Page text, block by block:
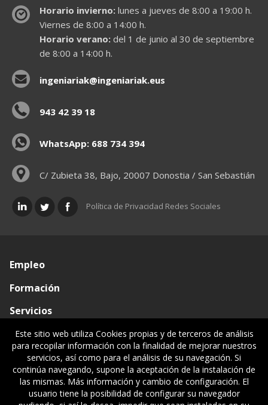
Horario invierno:lunes a jueves de 8:00 a 19:00 h.
Viernes de 8:00 a 14:00 h.
Horario verano:del 1 de junio al 30 de septiembre
de 8:00 a 14:00 h.
ingeniariak@ingeniariak.eus
943 42 39 18
WhatsApp: 688 734 394
C/ Zubieta 38, Bajo, 20007 Donostia / San Sebastián
Política de Privacidad Redes Sociales
Empleo
Formación
Servicios
Conócenos
Visado de documentos
Ventanilla única
Este sitio web utiliza Cookies propias y de terceros de análisis
para recopilar información con la finalidad de mejorar nuestros
servicios, así como para el análisis de su navegación. Si
continúa navegando, supone la aceptación de la instalación de
las mismas. Más información y cambio de configuración. El
usuario tiene la posibilidad de configurar su navegador